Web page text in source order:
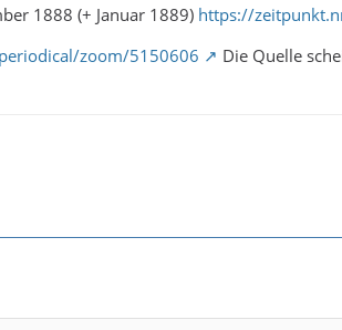
1888 (+ Januar 1889) https://
zoom/5150606
Die Quelle